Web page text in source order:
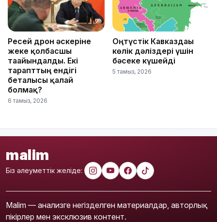
Ресей дрон әскеріне
жеке қолбасшы
тағайындалды. Екі
тарапттың ендігі
беталысы қалай
болмақ?
6 тамыз, 2026
Оңтүстік Кавказдағы
көлік дәліздері үшін
бәсеке күшейді
5 тамыз, 2026
malim
Біз әлеуметтік желіде:
Malim — анализге негізделген материалдар, авторлық
пікірлер мен эксклюзив контент.